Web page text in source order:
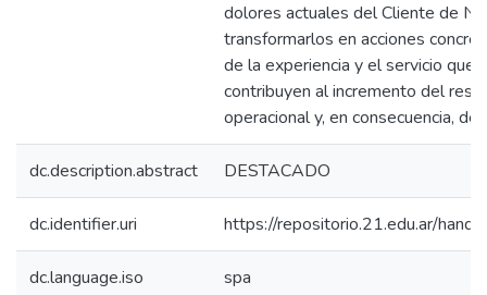
dolores actuales del Cliente de
transformarlos en acciones
de la experiencia y el servicio que,
contribuyen al incremento del
operacional y, en consecuencia, de
dc.description.abstract DESTACADO
dc.identifier.uri https://repositorio.21.edu.ar/
dc.language.iso spa